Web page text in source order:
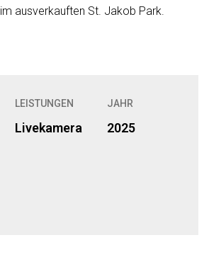
im ausverkauften St. Jakob Park.
LEISTUNGEN
Livekamera
JAHR
2025